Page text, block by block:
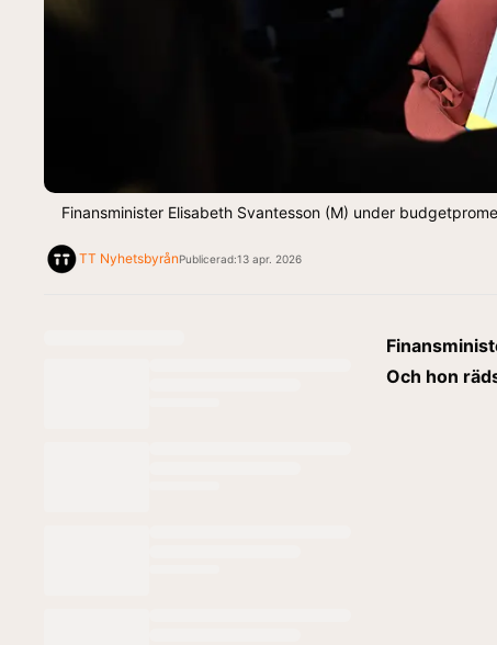
Finansminister Elisabeth Svantesson (M) under
TT NyhetsbyrånPublicerad:13 apr. 2026
Och hon